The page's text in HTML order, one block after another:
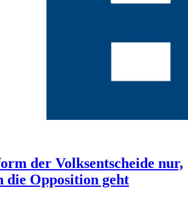
der Volksentscheide nur,
die Opposition geht